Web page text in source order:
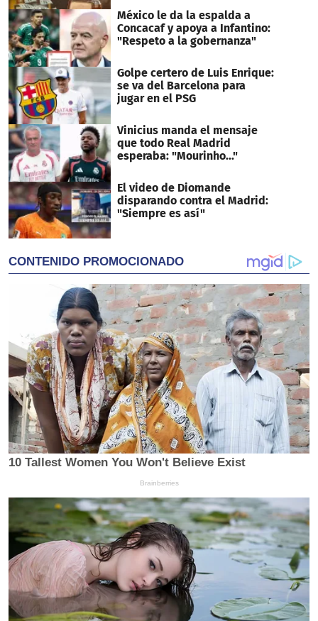
México le da la espalda a
Concacaf y apoya a Infantino:
"Respeto a la gobernanza"
Golpe certero de Luis Enrique:
se va del Barcelona para
jugar en el PSG
Vinicius manda el mensaje
que todo Real Madrid
esperaba: "Mourinho..."
El video de Diomande
disparando contra el Madrid:
"Siempre es así"